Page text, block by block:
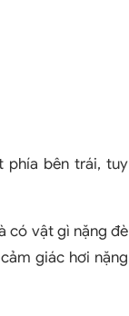
phía bên trái, tuy
có vật gì nặng đè
giác hơi nặng